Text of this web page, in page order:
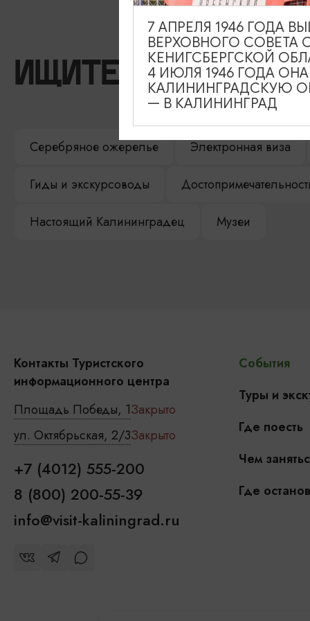
ИЩИТЕ ТАКЖЕ НА
Серебряное ожерелье Электронная виза
Гиды и экскурсоводы
Настоящий Калининградец Музеи
Контакты Туристского
информационного центра
Площадь Победы, 1Закрыто
ул. Октябрьская, 2/3Закрыто
+7 (4012) 555-200
8 (800) 200-55-39
info@visit-kaliningrad.ru
События
Туры и
Где поесть
Чем
Где
7 АПРЕЛЯ 1946 ГОДА
ВЕРХОВНОГО СОВЕТА
КЕНИГСБЕРГСКОЙ
4 ИЮЛЯ 1946 ГОДА
КАЛИНИНГРАДСКУЮ
— В КАЛИНИНГРАД